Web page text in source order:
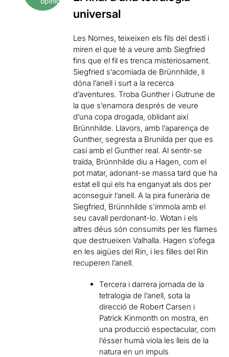
universal
Les Nornes, teixeixen els fils del destí i
miren el que té a veure amb Siegfried
fins que el fil es trenca misteriosament.
Siegfried s’acomiada de Brünnhilde, li
dóna l’anell i surt a la recerca
d’aventures. Troba Gunther i Gutrune de
la que s’enamora després de veure
d’una copa drogada, oblidant així
Brünnhilde. Llavors, amb l’aparença de
Gunther, segresta a Brunilda per que es
casi amb el Gunther real. Al sentir-se
traïda, Brünnhilde diu a Hagen, com el
pot matar, adonant-se massa tard que ha
estat ell qui els ha enganyat als dos per
aconseguir l’anell. A la pira funerària de
Siegfried, Brünnhilde s’immola amb el
seu cavall perdonant-lo. Wotan i els
altres déus són consumits per les flames
que destrueixen Valhalla. Hagen s’ofega
en les aigües del Rin, i les filles del Rin
recuperen l’anell.
Tercera i darrera jornada de la
tetralogia de l’anell, sota la
direcció de Robert Carsen i
Patrick Kinmonth on mostra, en
una producció espectacular, com
l’ésser humà viola les lleis de la
natura en un impuls